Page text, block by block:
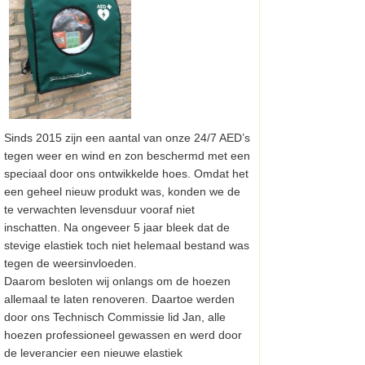
Sinds 2015 zijn een aantal van onze 24/7 AED’s
tegen weer en wind en zon beschermd met een
speciaal door ons ontwikkelde hoes. Omdat het
een geheel nieuw produkt was, konden we de
te verwachten levensduur vooraf niet
inschatten. Na ongeveer 5 jaar bleek dat de
stevige elastiek toch niet helemaal bestand was
tegen de weersinvloeden.
Daarom besloten wij onlangs om de hoezen
allemaal te laten renoveren. Daartoe werden
door ons Technisch Commissie lid Jan, alle
hoezen professioneel gewassen en werd door
de leverancier een nieuwe elastiek